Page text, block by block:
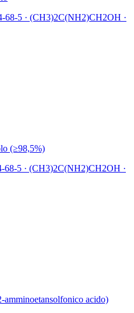
68-5 · (CH3)2C(NH2)CH2OH ·
(≥98,5%)
68-5 · (CH3)2C(NH2)CH2OH ·
acido)